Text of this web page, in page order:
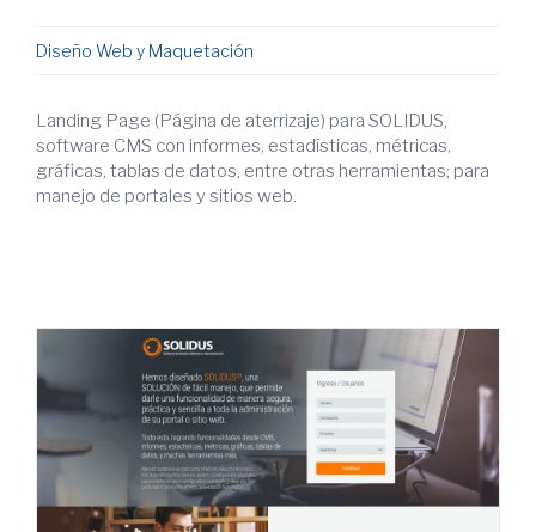
Diseño Web y Maquetación
Landing Page (Página de aterrizaje) para SOLIDUS,
software CMS con informes, estadísticas, métricas,
gráficas, tablas de datos, entre otras herramientas; para
manejo de portales y sitios web.